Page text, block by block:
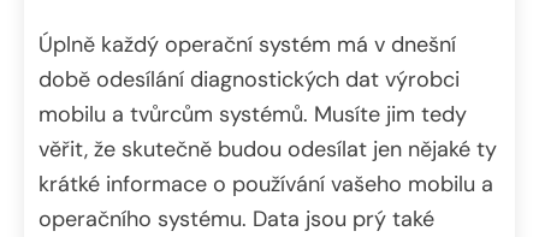
Úplně každý operační systém má v dnešní
době odesílání diagnostických dat výrobci
mobilu a tvůrcům systémů. Musíte jim tedy
věřit, že skutečně budou odesílat jen nějaké ty
krátké informace o používání vašeho mobilu a
operačního systému. Data jsou prý také